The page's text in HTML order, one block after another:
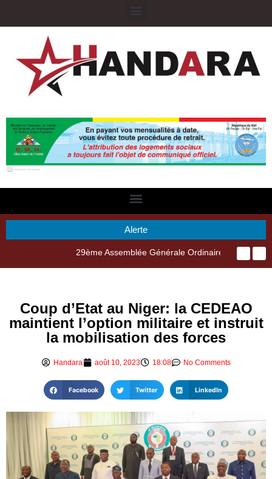
Alerte
29ème Assemblée Générale Ordinaire de l’Union Nyèsigiso : L’encours total des dépôts des membres passé de 18 milliards en 2024 à 21 milliards en 2025
Coup d’Etat au Niger: la CEDEAO
maintient l’option militaire et instruit
la mobilisation des forces
Handara août 10, 2023 18:08 No Comments
Facebook Twitter LinkedIn